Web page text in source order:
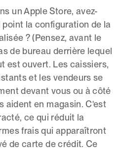
un Apple Store, avez-
la configuration de la
? (Pensez, avant le
de bureau derrière lequel
est ouvert. Les caissiers,
et les vendeurs se
devant vous ou à côté
aident en magasin. C'est
ce qui réduit la
frais qui apparaîtront
de carte de crédit. Ce